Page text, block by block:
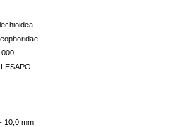
10,0 mm.